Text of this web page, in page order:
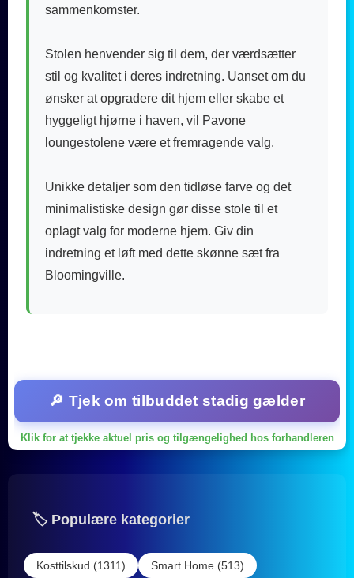
sammenkomster.
Stolen henvender sig til dem, der værdsætter
stil og kvalitet i deres indretning. Uanset om du
ønsker at opgradere dit hjem eller skabe et
hyggeligt hjørne i haven, vil Pavone
loungestolene være et fremragende valg.
Unikke detaljer som den tidløse farve og det
minimalistiske design gør disse stole til et
oplagt valg for moderne hjem. Giv din
indretning et løft med dette skønne sæt fra
Bloomingville.
🔎 Tjek om tilbuddet stadig gælder
Klik for at tjekke aktuel pris og tilgængelighed hos forhandleren
🏷️ Populære kategorier
Kosttilskud (1311)
Smart Home (513)